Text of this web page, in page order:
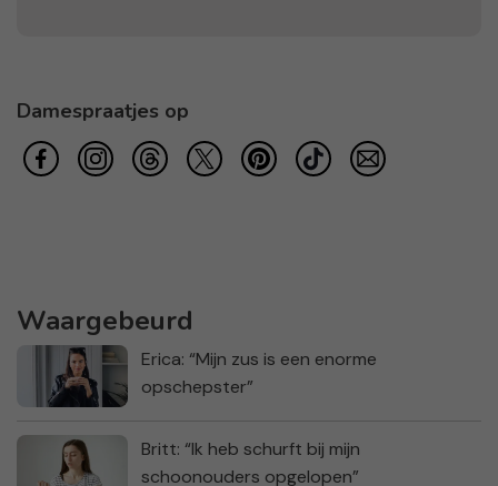
Damespraatjes op
Waargebeurd
Erica: “Mijn zus is een enorme
opschepster”
Britt: “Ik heb schurft bij mijn
schoonouders opgelopen”